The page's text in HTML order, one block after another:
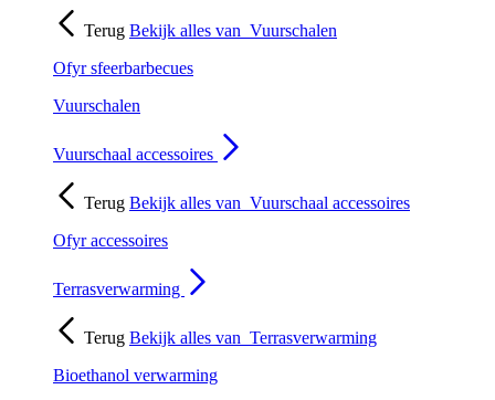
Terug Bekijk alles van Vuurschalen
Ofyr sfeerbarbecues
Vuurschalen
Vuurschaal accessoires
Terug Bekijk alles van Vuurschaal accessoires
Ofyr accessoires
Terrasverwarming
Terug Bekijk alles van Terrasverwarming
Bioethanol verwarming